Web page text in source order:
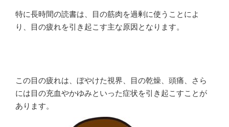
特に長時間の読書は、目の筋肉を過剰に使うことによ
り、目の疲れを引き起こす主な原因となります。
この目の疲れは、ぼやけた視界、目の乾燥、頭痛、さら
には目の充血やかゆみといった症状を引き起こすことが
あります。